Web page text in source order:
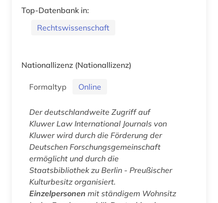
Top-Datenbank in:
Rechtswissenschaft
Nationallizenz (Nationallizenz)
Formaltyp Online
Der deutschlandweite Zugriff auf
Kluwer Law International Journals von
Kluwer wird durch die Förderung der
Deutschen Forschungsgemeinschaft
ermöglicht und durch die
Staatsbibliothek zu Berlin - Preußischer
Kulturbesitz organisiert.
Einzelpersonen mit ständigem Wohnsitz